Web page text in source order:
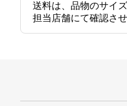
送料は、品物のサイ
担当店舗にて確認さ